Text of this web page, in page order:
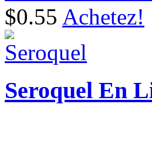
$0.55 Achetez!
Seroquel En